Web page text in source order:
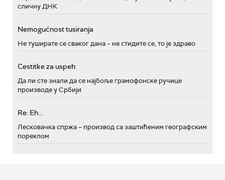
сличну ДНК
Nemogućnost tusiranja
Не туширате се сваког дана – не стидите се, то је здраво
Cestitke za uspeh
Да ли сте знали да се најбоље грамофонске ручице
производе у Србији
Re: Eh...
Лесковачка спржа – производ са заштићеним географским
пореклом